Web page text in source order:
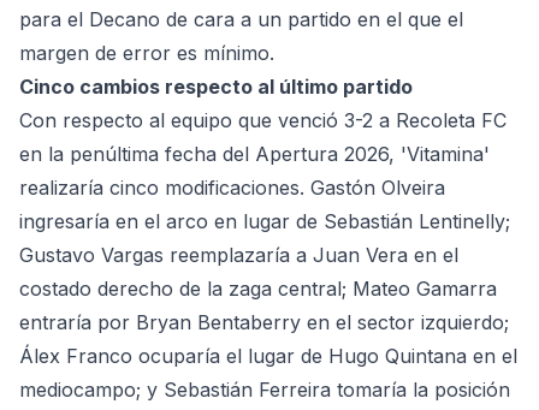
para el Decano de cara a un partido en el que el
margen de error es mínimo.
Cinco cambios respecto al último partido
Con respecto al equipo que venció 3-2 a Recoleta FC
en la penúltima fecha del Apertura 2026, 'Vitamina'
realizaría cinco modificaciones. Gastón Olveira
ingresaría en el arco en lugar de Sebastián Lentinelly;
Gustavo Vargas reemplazaría a Juan Vera en el
costado derecho de la zaga central; Mateo Gamarra
entraría por Bryan Bentaberry en el sector izquierdo;
Álex Franco ocuparía el lugar de Hugo Quintana en el
mediocampo; y Sebastián Ferreira tomaría la posición